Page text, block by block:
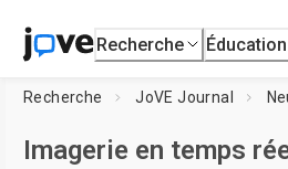
Recherche Éducation
Recherche JoVE Journal
Imagerie en temps